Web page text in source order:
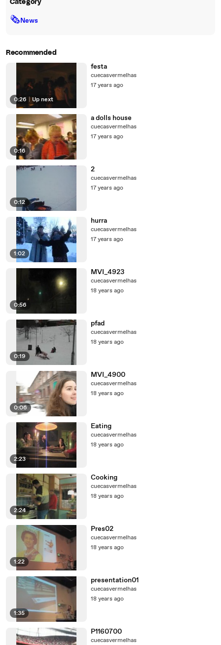
Category
🗞News
Recommended
0:26 | Up next
festa
cuecasvermelhas
17 years ago
0:16
a dolls house
cuecasvermelhas
17 years ago
0:12
2
cuecasvermelhas
17 years ago
1:02
hurra
cuecasvermelhas
17 years ago
0:56
MVI_4923
cuecasvermelhas
18 years ago
0:19
pfad
cuecasvermelhas
18 years ago
0:06
MVI_4900
cuecasvermelhas
18 years ago
2:23
Eating
cuecasvermelhas
18 years ago
2:24
Cooking
cuecasvermelhas
18 years ago
1:22
Pres02
cuecasvermelhas
18 years ago
1:35
presentation01
cuecasvermelhas
18 years ago
P1160700
cuecasvermelhas